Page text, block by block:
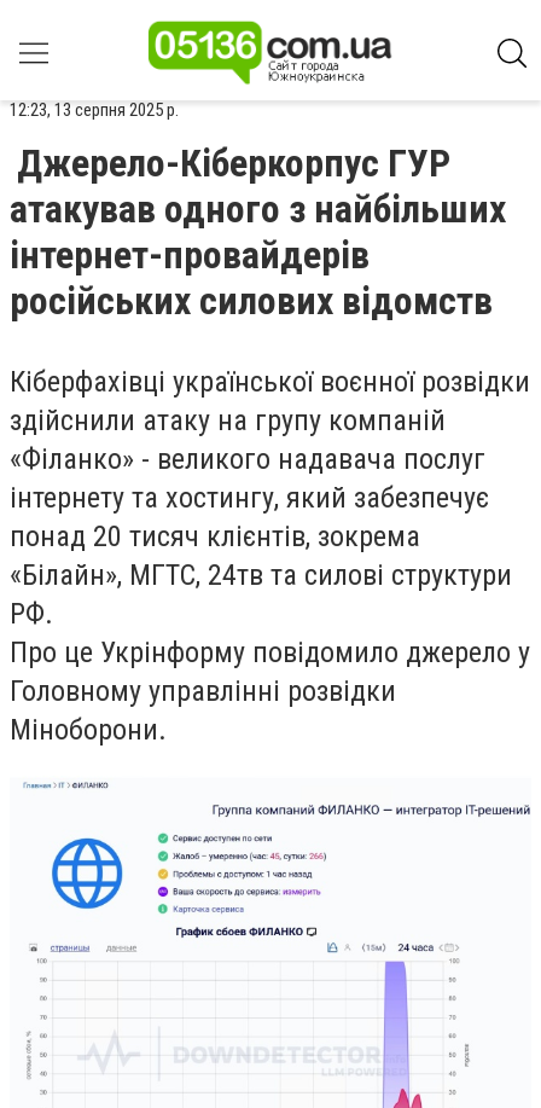
12:23, 13 серпня 2025 р.
Джерело-Кіберкорпус ГУР
атакував одного з найбільших
інтернет-провайдерів
російських силових відомств
Кіберфахівці української воєнної розвідки
здійснили атаку на групу компаній
«Філанко» - великого надавача послуг
інтернету та хостингу, який забезпечує
понад 20 тисяч клієнтів, зокрема
«Білайн», МГТС, 24тв та силові структури
РФ.
Про це Укрінформу повідомило джерело у
Головному управлінні розвідки
Міноборони.